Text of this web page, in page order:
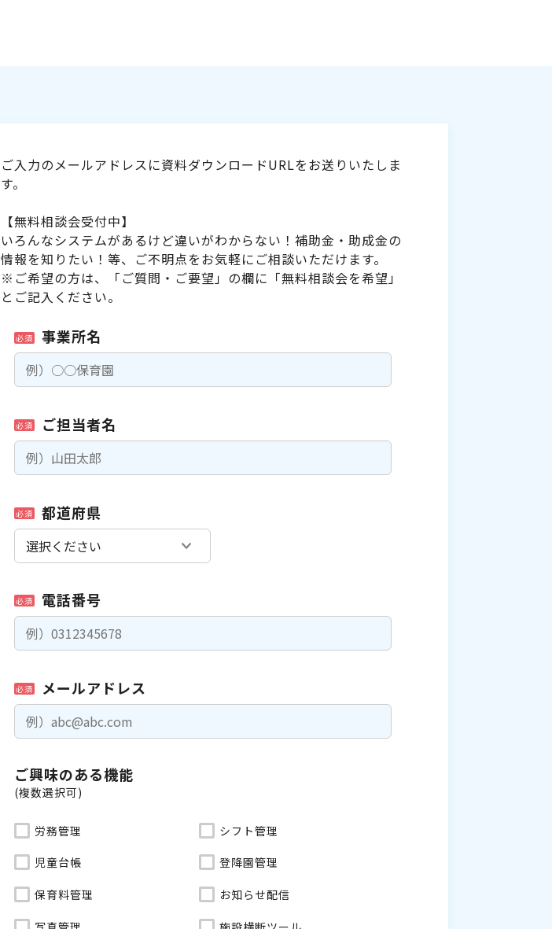
ご入力のメールアドレスに資料ダウンロードURLをお送りいたしま
す。
【無料相談会受付中】
いろんなシステムがあるけど違いがわからない！補助金・助成金の
情報を知りたい！等、ご不明点をお気軽にご相談いただけます。
※ご希望の方は、「ご質問・ご要望」の欄に「無料相談会を希望」
とご記入ください。
必須 事業所名
必須 ご担当者名
必須 都道府県
必須 電話番号
必須 メールアドレス
ご興味のある機能
(複数選択可)
労務管理 シフト管理
児童台帳 登降園管理
保育料管理 お知らせ配信